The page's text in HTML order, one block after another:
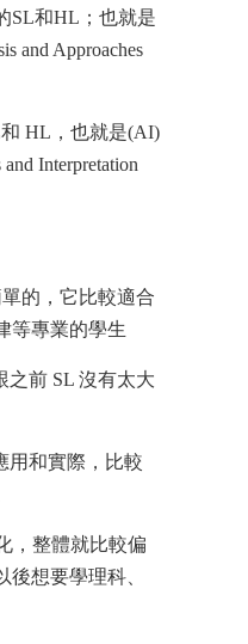
SL和HL；也就是
and Approaches
HL，也就是(AI)
Interpretation
的，它比較適合
等專業的學生
之前 SL 沒有太大
用和實際，比較
，整體就比較偏
後想要學理科、